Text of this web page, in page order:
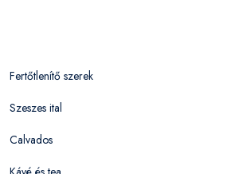
Fertőtlenítő szerek
Szeszes ital
Calvados